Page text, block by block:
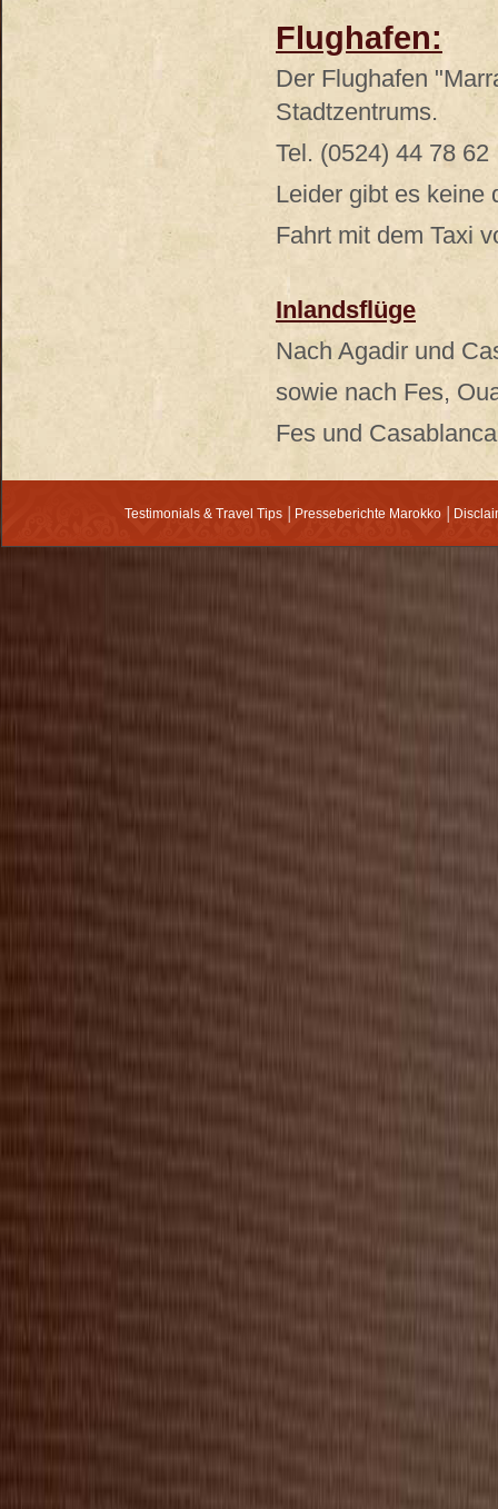
Flughafen:
Der Flughafen
Stadtzentrums.
Tel. (0524) 44 78 62
Leider gibt es keine
Fahrt mit dem Taxi
Inlandsflüge
Nach Agadir und
sowie nach Fes,
Fes und
Testimonials & Travel Tips Presseberichte Marokko